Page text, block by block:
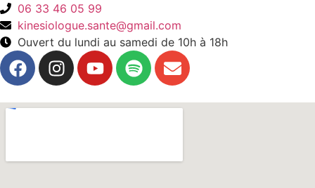
06 33 46 05 99
kinesiologue.sante@gmail.com
Ouvert du lundi au samedi de 10h à 18h